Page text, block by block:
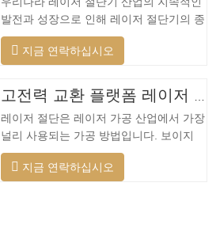
지. 레이저 헤드는 자동으로 장애물을 피
할 수 있습니다. 레이저 헤드는 높은 동적
반응을 수행하고 장애물을 사전에 예측하
며 레이저 헤드를 최대한 보호할 수 있습
미늄 합금은 가볍고 강한 강성을 갖고 있
어 가공 시…
발전과 성장으로 인해 레이저 절단기의 종
류가 점점 더 많아지고 있으며 레이저 절
단기의 모델이 지속적으로 풍부해지고 있
는 제품의 품질이 지속적으로 향상되고 있
습니다. 개선. 국내 레이저 절단기의 연구
개발 및 생산에서 큰 진전이 이루어졌습니
다. 강력한 R&D 역량과 우수한 제품 품질
을 갖춘 Lin Laser는 전국에 기반을 두고
세계를 바라보고 있습니다. 절단기 형식에
지금 연락하십시오
레이저 절단은 레이저 가공 산업에서 가장
널리 사용되는 가공 방법입니다. 보이지
않는 빔은 전통적인 기계식 칼을 대체하며
절단 패턴, 자동 조판, 재료 절약, 부드러
지금 연락하십시오